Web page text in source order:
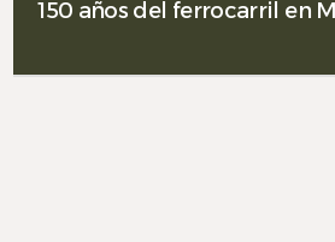
150 años del ferrocarril en